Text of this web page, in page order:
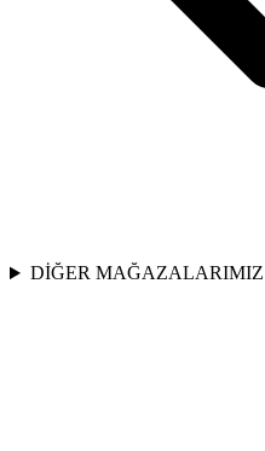
DİĞER MAĞAZALARIMIZ